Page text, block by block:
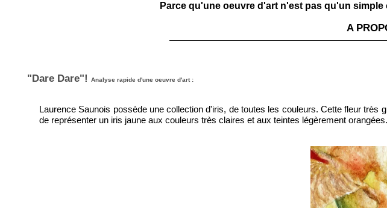
Parce qu'une oeuvre d'art n'est pas qu'un
A
"Dare Dare"! Analyse rapide d'une oeuvre d'art :
Laurence Saunois possède une collection d'iris, de toutes les couleurs. Cette fleur
de représenter un iris jaune aux couleurs très claires et aux teintes légèrement orangées.